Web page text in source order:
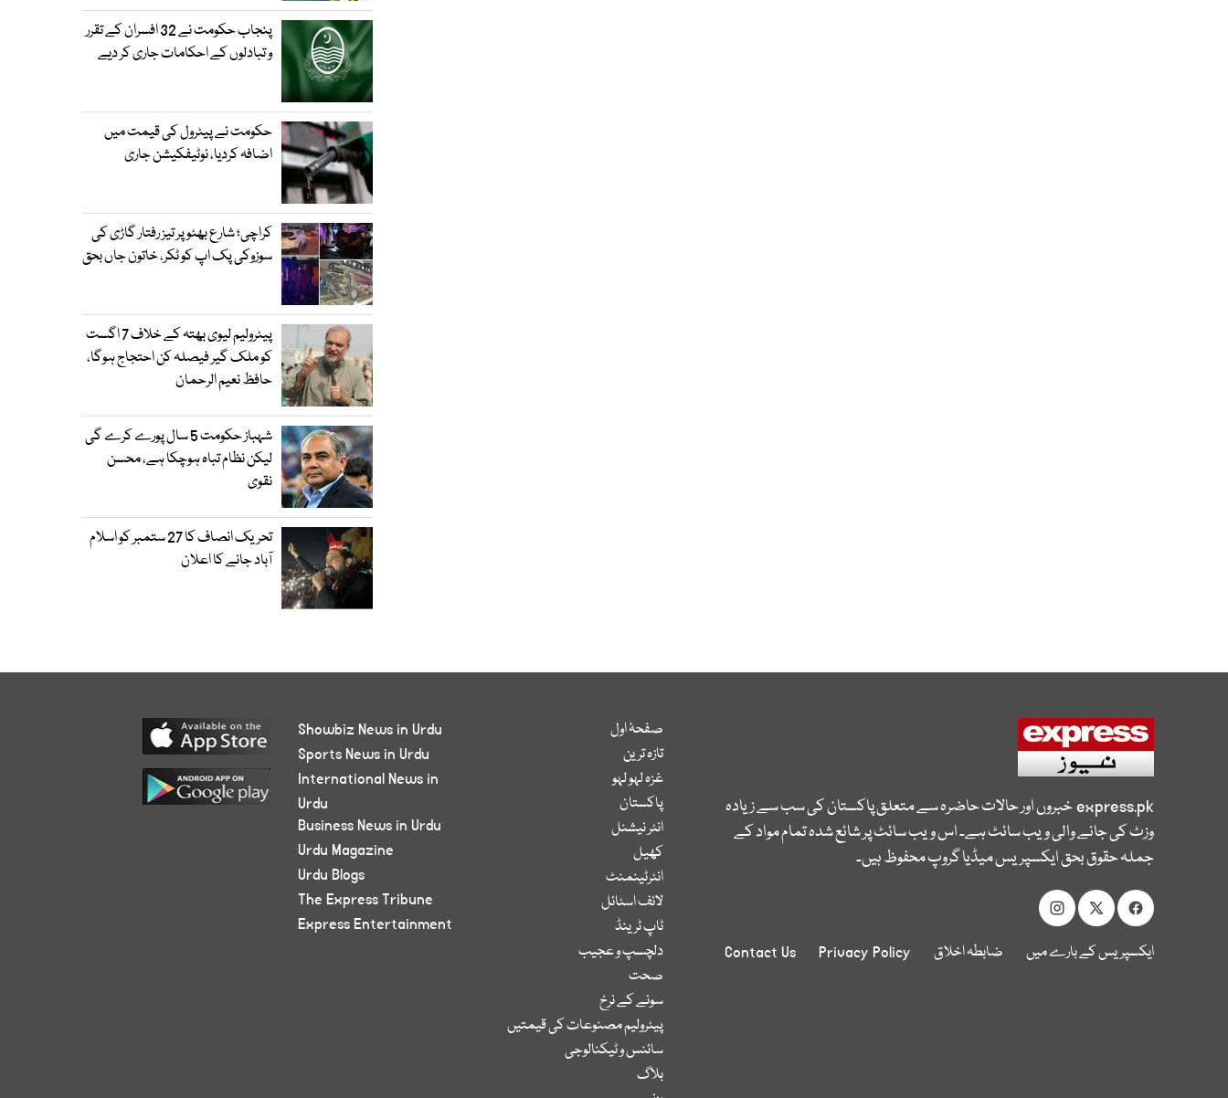
پنجاب حکومت نے 32 افسران کے تقرر
و تبادلوں کے احکامات جاری کر دیے
حکومت نے پیٹرول کی قیمت میں
اضافہ کردیا، نوٹیفکیشن جاری
کراچی؛ شارع بھٹو پر تیز رفتار گاڑی کی
سوزوکی پک اپ کو ٹکر، خاتون جاں بحق
پیٹرولیم لیوی بھتہ کے خلاف 7 اگست
کو ملک گیر فیصلہ کن احتجاج ہوگا،
حافظ نعیم الرحمان
شہباز حکومت 5 سال پورے کرے گی
لیکن نظام تباہ ہوچکا ہے، محسن
نقوی
تحریک انصاف کا 27 ستمبر کو اسلام
آباد جانے کا اعلان
express.pkخبروں اور حالات حاضرہ سے متعلق پاکستان کی سب سے زیادہ
وزٹ کی جانے والی ویب سائٹ ہے۔ اس ویب سائٹ پر شائع شدہ تمام مواد کے
جملہ حقوق بحق ایکسپریس میڈیا گروپ محفوظ ہیں۔
ایکسپریس کے بارے میں ضابطہ اخلاق Privacy Policy
Contact Us
صفحۂ اول
تازہ ترین
غزہ لہو لہو
پاکستان
انٹر نیشنل
کھیل
انٹرٹینمنٹ
لائف اسٹائل
ٹاپ ٹرینڈ
دلچسپ و عجیب
صحت
سونے کے نرخ
پیٹرولیم مصنوعات کی قیمتیں
سائنس و ٹیکنالوجی
بلاگ
Showbiz News in Urdu
Sports News in Urdu
International News in
Urdu
Business News in Urdu
Urdu Magazine
Urdu Blogs
The Express Tribune
Express Entertainment